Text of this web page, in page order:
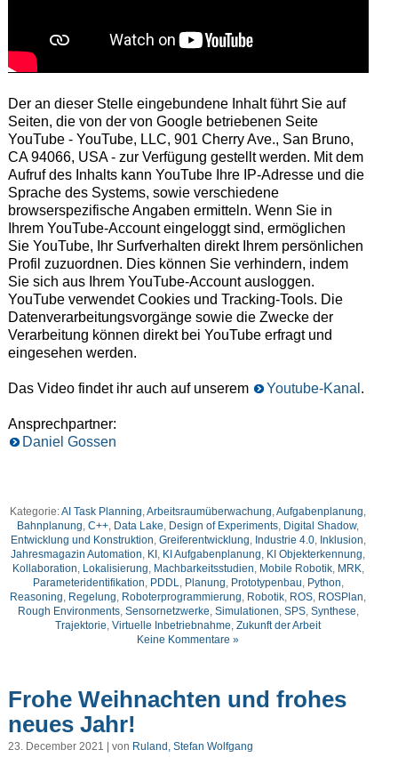
Der an dieser Stelle eingebundene Inhalt führt Sie auf
Seiten, die von der von Google betriebenen Seite
YouTube - YouTube, LLC, 901 Cherry Ave., San Bruno,
CA 94066, USA - zur Verfügung gestellt werden. Mit dem
Aufruf des Inhalts kann YouTube Ihre IP-Adresse und die
Sprache des Systems, sowie verschiedene
browserspezifische Angaben ermitteln. Wenn Sie in
Ihrem YouTube-Account eingeloggt sind, ermöglichen
Sie YouTube, Ihr Surfverhalten direkt Ihrem persönlichen
Profil zuzuordnen. Dies können Sie verhindern, indem
Sie sich aus Ihrem YouTube-Account ausloggen.
YouTube verwendet Cookies und Tracking-Tools. Die
Datenverarbeitungsvorgänge sowie die Zwecke der
Verarbeitung können direkt bei YouTube erfragt und
eingesehen werden.
Das Video findet ihr auch auf unserem Youtube-Kanal .
Ansprechpartner:
Daniel Gossen
Kategorie:AI Task Planning,Arbeitsraumüberwachung,Aufgabenplanung,
Bahnplanung,C++, Data Lake, Design of Experiments, Digital Shadow,
Entwicklung und Konstruktion, Greiferentwicklung, Industrie 4.0, Inklusion,
Jahresmagazin Automation, KI, KI Aufgabenplanung, KI Objekterkennung,
Kollaboration, Lokalisierung, Machbarkeitsstudien, Mobile Robotik, MRK,
Parameteridentifikation, PDDL, Planung, Prototypenbau, Python,
Reasoning, Regelung, Roboterprogrammierung, Robotik, ROS, ROSPlan,
Rough Environments, Sensornetzwerke, Simulationen, SPS, Synthese,
Trajektorie,Virtuelle Inbetriebnahme,Zukunft der Arbeit
Keine Kommentare »
Frohe Weihnachten und frohes
neues Jahr!
23. December 2021 | von Ruland, Stefan Wolfgang